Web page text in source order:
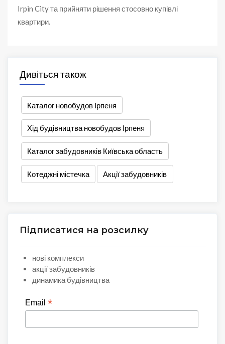
Irpin City та прийняти рішення стосовно купівлі
квартири.
Дивіться також
Каталог новобудов Ірпеня
Хід будівництва новобудов Ірпеня
Каталог забудовників Київська область
Котеджні містечка Акції забудовників
Підписатися на розсилку
нові комплекси
акції забудовників
динамика будівництва
Email *